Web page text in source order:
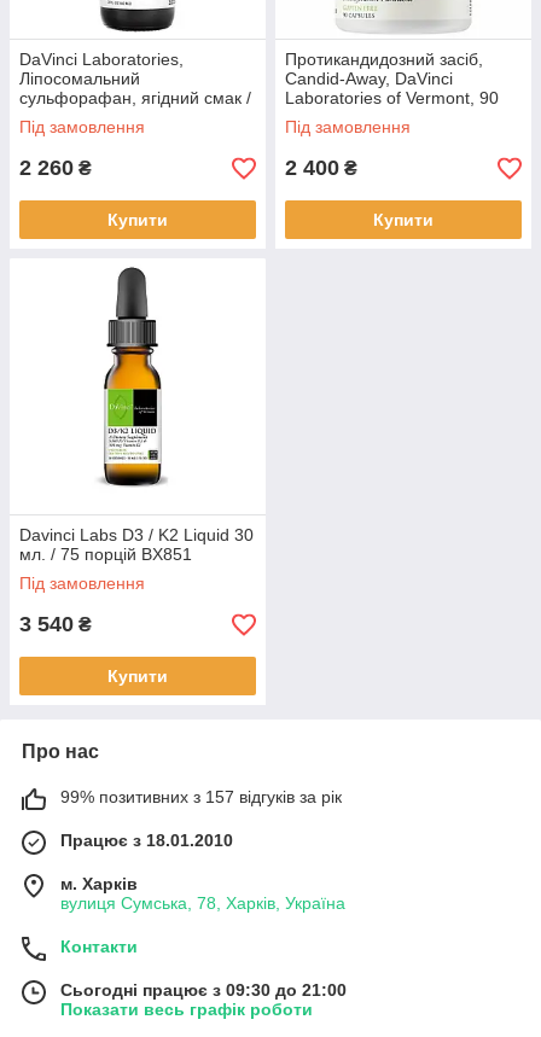
DaVinci Laboratories,
Ліпосомальний
сульфорафан, ягідний смак /
Liposomal Sulforaphane. 60
мл. BX1164
Під замовлення
2 260 ₴
Купити
Протикандидозний засіб,
Candid-Away, DaVinci
Laboratories of Vermont, 90
капсул BX583
Під замовлення
2 400 ₴
Купити
Davinci Labs D3 / K2 Liquid 30
мл. / 75 порцій BX851
Під замовлення
3 540 ₴
Купити
Про нас
99% позитивних з 157 відгуків за рік
Працює з 18.01.2010
м. Харків
вулиця Сумська, 78, Харків, Україна
Контакти
Сьогодні працює з 09:30 до 21:00
Показати весь графік роботи